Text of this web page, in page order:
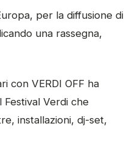
per la diffusione di
una rassegna,
con VERDI OFF ha
Verdi che
installazioni, dj-set,